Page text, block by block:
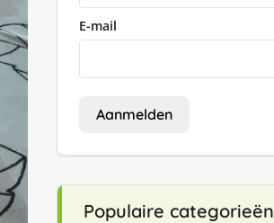
E-mail
Aanmelden
Populaire categorieën